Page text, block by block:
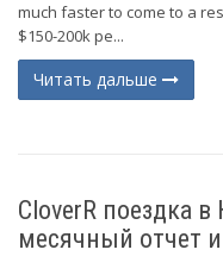
much faster to come to a
$150-200k pe...
Читать дальше
CloverR поездка
месячный отчет